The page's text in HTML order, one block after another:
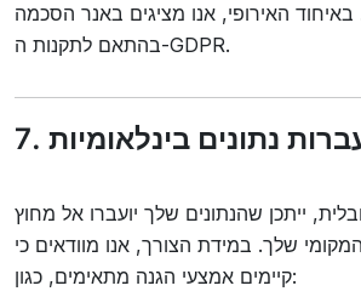
האירופי, אנו מציגים באנר הסכמה
בהתאם לתקנות ה-GDPR.
נתונים בינלאומיות
ייתכן שהנתונים שלך יועברו אל מחוץ
שלך. במידת הצורך, אנו מוודאים כי
קיימים אמצעי הגנה מתאימים, כגון: